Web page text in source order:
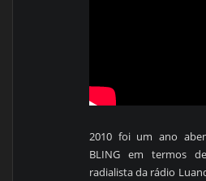
2010 foi um ano
BLING em termos
radialista da rádio